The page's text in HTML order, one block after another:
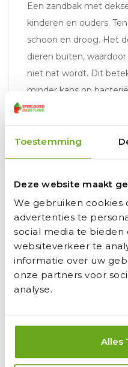
Toestemming
Deze website maakt
We gebruiken cookies
advertenties te
social media te bieden
websiteverkeer te
informatie over uw
onze partners voor
analyse.
Alles
Een zandbak met
kinderen en ouders.
schoon en droog. Het
dieren buiten,
niet nat wordt. Dit
minder kans op
tweede biedt een
speelomgeving voor
voorkomt dat dieren
en zorgt ervoor dat
biedt een zandbak met
opslagoplossing. Als de
spelen, kan het deksel
om het zand droog en
Geniet een
zandbak
Een zandbak met
Speelgoeddebetuwe.nl
hout en gaat lang